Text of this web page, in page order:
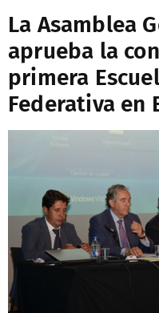
La Asamblea
aprueba la
primera
Federativa en